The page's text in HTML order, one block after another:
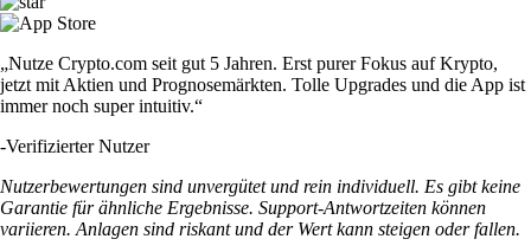
„Nutze Crypto.com seit gut 5 Jahren. Erst purer Fokus auf Krypto,
jetzt mit Aktien und Prognosemärkten. Tolle Upgrades und die App ist
immer noch super intuitiv.“
-Verifizierter Nutzer
Nutzerbewertungen sind unvergütet und rein individuell. Es gibt keine
Garantie für ähnliche Ergebnisse. Support-Antwortzeiten können
variieren. Anlagen sind riskant und der Wert kann steigen oder fallen.